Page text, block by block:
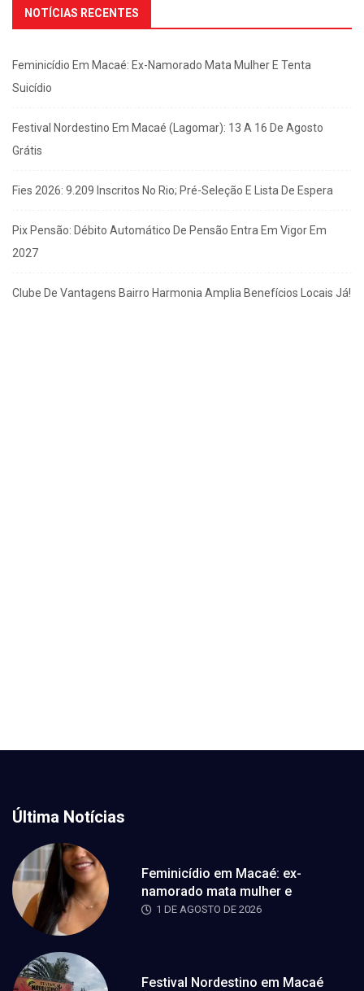
NOTÍCIAS RECENTES
Feminicídio Em Macaé: Ex-Namorado Mata Mulher E Tenta
Suicídio
Festival Nordestino Em Macaé (Lagomar): 13 A 16 De Agosto
Grátis
Fies 2026: 9.209 Inscritos No Rio; Pré-Seleção E Lista De Espera
Pix Pensão: Débito Automático De Pensão Entra Em Vigor Em
2027
Clube De Vantagens Bairro Harmonia Amplia Benefícios Locais Já!
Última Notícias
Feminicídio em Macaé: ex-
namorado mata mulher e
1 DE AGOSTO DE 2026
Festival Nordestino em Macaé